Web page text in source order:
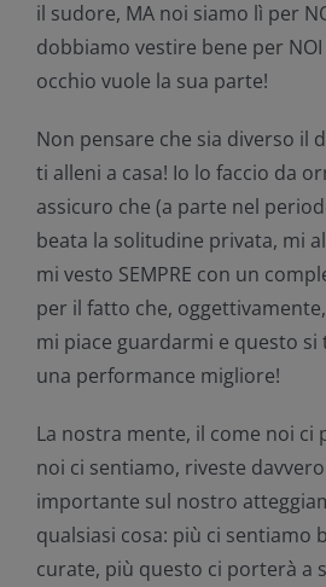
il sudore, MA noi siamo lì per
dobbiamo vestire bene per NOI
occhio vuole la sua parte!
Non pensare che sia diverso il
ti alleni a casa! Io lo faccio da
assicuro che (a parte nel
beata la solitudine privata, mi
mi vesto SEMPRE con un
per il fatto che,
mi piace guardarmi e questo si
una performance migliore!
La nostra mente, il come noi ci
noi ci sentiamo, riveste
importante sul nostro
qualsiasi cosa: più ci sentiamo
curate, più questo ci porterà a